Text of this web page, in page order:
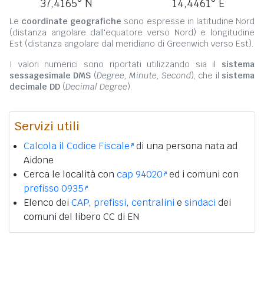
37,4165° N
14,4461° E
Le coordinate geografiche sono espresse in latitudine Nord
(distanza angolare dall'equatore verso Nord) e longitudine
Est (distanza angolare dal meridiano di Greenwich verso Est).
I valori numerici sono riportati utilizzando sia il sistema
sessagesimale DMS (Degree, Minute, Second), che il sistema
decimale DD (Decimal Degree).
Servizi utili
Calcola il Codice Fiscale di una persona nata ad
Aidone
Cerca le località con cap 94020 ed i comuni con
prefisso 0935
Elenco dei CAP, prefissi, centralini e sindaci dei
comuni del libero CC di EN